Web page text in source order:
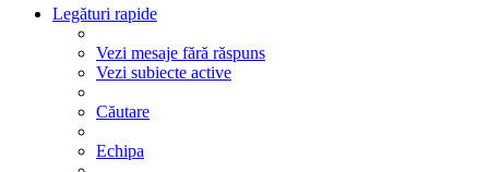
Legături rapide
Vezi mesaje fără răspuns
Vezi subiecte active
Căutare
Echipa